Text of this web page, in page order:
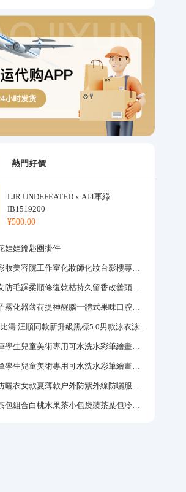
熱門好價
LJR UNDEFEATED x AJ4軍綠
IB1519200
¥500.00
娃娃鑰匙圈掛件
現代婚紗彩妝美容院工作室化妝師化妝台影樓專業化妝師專用梳妝台
護髮精油女防毛躁柔順修復乾枯持久留香改善頭髮毛躁柔順劑神器
天目山電子霧化器薄荷提神醒腦一體式果味口腔噴霧吸入式戒煙神器
Speedo/速比濤 汪順同款新升級黑標5.0男款泳衣泳褲溫泉游泳套裝
丙烯馬克筆學生兒童美術專用可水洗水彩筆繪畫彩色塗鴉畫筆不透色可疊色防水手繪diy丙烯顏料筆水性填色筆
丙烯馬克筆學生兒童美術專用可水洗水彩筆繪畫彩色塗鴉畫筆不透色可疊色防水手繪diy丙烯顏料筆水性填色筆
粉色冰絲防曬衣女款夏薄款户外防紫外線防曬服修身緊身短外套上衣
蜜桃烏龍茶包組合白桃水果茶小包袋裝茶葉包冷泡茶泡水喝的東西